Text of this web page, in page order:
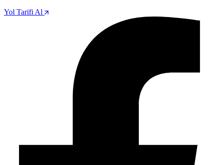
Yol Tarifi Al